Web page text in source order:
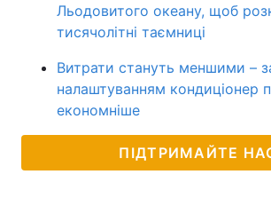
Льодовитого океану, щоб
тисячолітні таємниці
Витрати стануть меншими –
налаштуванням кондиціонер
економніше
ПІДТРИМАЙТЕ